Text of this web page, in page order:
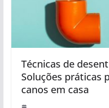
Técnicas de
Soluções práticas
canos em casa